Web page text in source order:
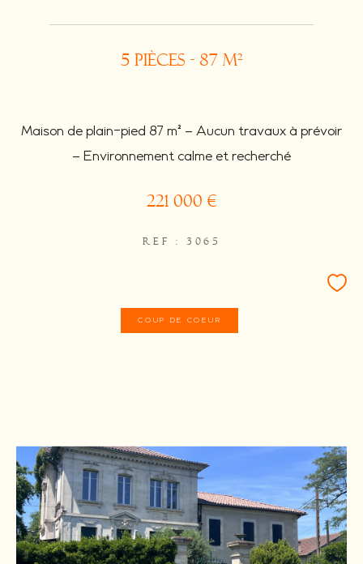
5 pièces - 87 m²
Maison de plain-pied 87 m² – Aucun travaux à prévoir
– Environnement calme et recherché
221 000 €
REF : 3065
COUP DE COEUR